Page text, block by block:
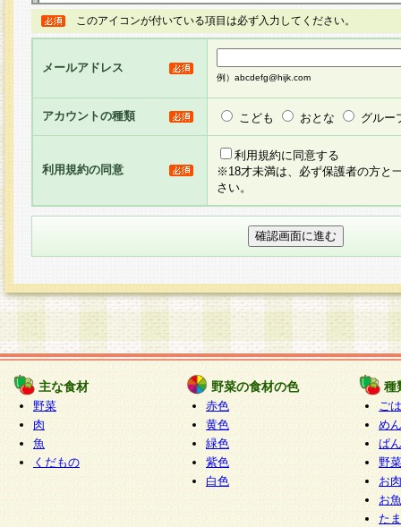
ト（以下「本サイト」といいます。）上に本サー
ージを設け、会員がアンケー ト調査に回答する
し、その結果を当社が集計・分析その他の利用を
るものです。なお、本サービスは、それぞれの目
員に対して本サービスの依頼を行うこともあり、
た全ての会員に対して本サービスの依頼をすると
りま す。
3.当社は、会員の事前の承諾を得ることなく、当
方 法・手段にて、本規約を任意に制定、変更ま
きるものとします。改定後の本規約等は、本規約
に掲示したときに、その 他の諸規定については
てその効力を生じるものとします。
4.本規約は、会員登録希望者による会員登録手続
の当社による会員登録の承認が完了した時点で会
たものとみなされ、会員に対して適用されるもの
5.当社がお聞きする個人情報は、すべて会員登録
で提 供いただいたものと考えております。従っ
自らの個人情報の提供を希望されない場合には、
をお預かりいたしません が、提供されないこと
商品やサービス等をご利用いただけない場合があ
了承ください。
このアイコンが付いている項目は必ず入力してください。
メールアドレス
例）abcdefg@hijk.com
アカウントの種類 こども おとな グルー
利用規約の同意
利用規約に同意する
※18才未満は、必ず保護者の方と
さい。
主な食材
野菜
肉
魚
くだもの
野菜の食材の色
赤色
黄色
緑色
紫色
白色
種
ご
めん
ぱん
野
お
お
た